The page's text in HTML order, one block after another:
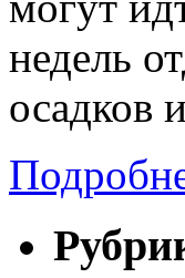
недель
осадков